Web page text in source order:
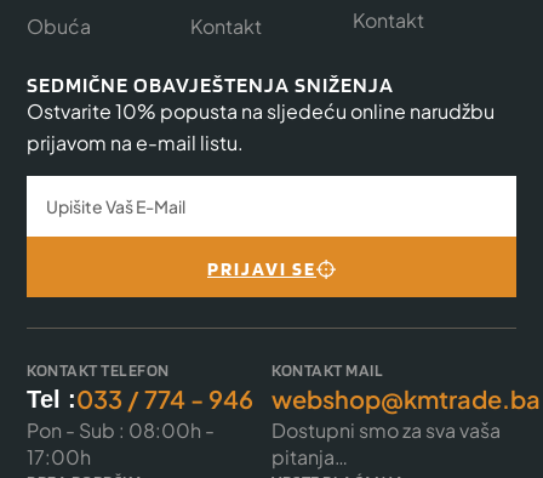
Obuća
Kontakt
Kontakt
SEDMIČNE OBAVJEŠTENJA SNIŽENJA
Ostvarite 10% popusta na sljedeću online narudžbu
prijavom na e-mail listu.
PRIJAVI SE
KONTAKT TELEFON
Tel :033 / 774 - 946
Pon - Sub : 08:00h -
17:00h
KONTAKT MAIL
webshop@kmtrade.ba
Dostupni smo za sva vaša
pitanja…